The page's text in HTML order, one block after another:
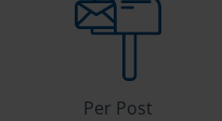
Per Post